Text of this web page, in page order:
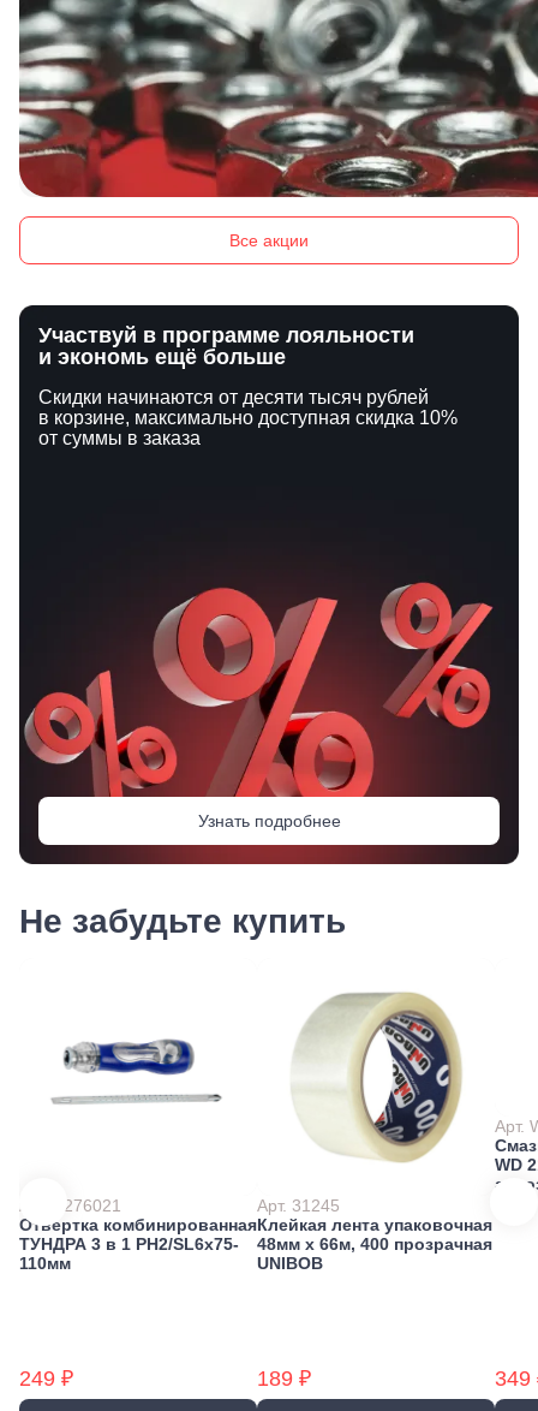
Все акции
Участвуй в программе лояльности
и экономь ещё больше
Скидки начинаются от десяти тысяч рублей
в корзине, максимально доступная скидка 10%
от суммы в заказа
Узнать подробнее
Не забудьте купить
Арт. 2276021
Отвертка комбинированная
ТУНДРА 3 в 1 PH2/SL6х75-
110мм
249 ₽
Арт. 31245
Клейкая лента упаковочная
48мм х 66м, 400 прозрачная
UNIBOB
189 ₽
Арт.
WD
349